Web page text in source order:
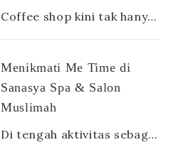
Coffee shop kini tak hanya diburu oleh para penikmat kopi, tapi juga dicari oleh semua kalangan dari mahasiswa, karyawan hingga ibu rumah ...
Menikmati Me Time di
Sanasya Spa & Salon
Muslimah
Di tengah aktivitas sebagai ibu rumah tangga atau pun ibu pekerja, sesungguhnya para mamak tetap membutuhkan yang namanya me time . Sela...